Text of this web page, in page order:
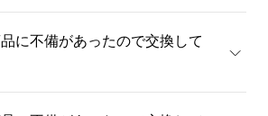
に不備があったので交換して